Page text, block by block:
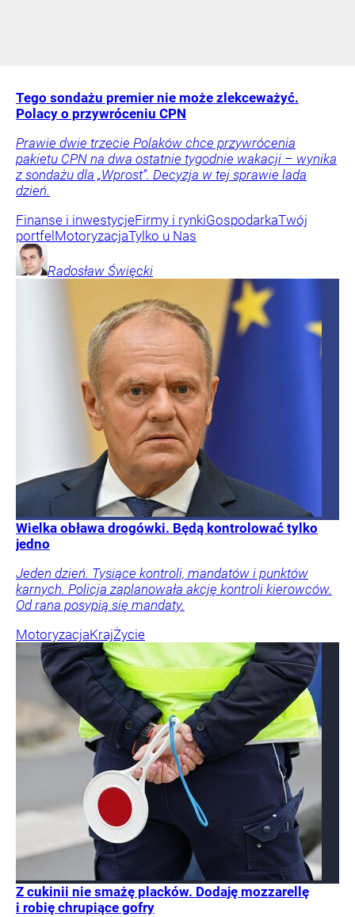
Tego sondażu premier nie może zlekceważyć.
Polacy o przywróceniu CPN
Prawie dwie trzecie Polaków chce przywrócenia
pakietu CPN na dwa ostatnie tygodnie wakacji – wynika
z sondażu dla „Wprost”. Decyzja w tej sprawie lada
dzień.
Finanse i inwestycjeFirmy i rynkiGospodarkaTwój
portfel MotoryzacjaTylko u Nas
Radosław Święcki
Wielka obława drogówki. Będą kontrolować tylko
jedno
Jeden dzień. Tysiące kontroli, mandatów i punktów
karnych. Policja zaplanowała akcję kontroli kierowców.
Od rana posypią się mandaty.
MotoryzacjaKrajŻycie
Z cukinii nie smażę placków. Dodaję mozzarellę
i robię chrupiące gofry